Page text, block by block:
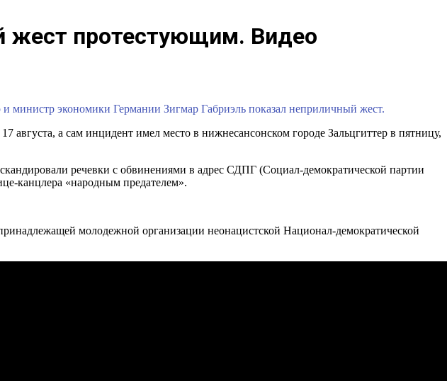
жест протестующим. Видео
экономики Германии Зигмар Габриэль показал неприличный жест.
августа, а сам инцидент имел место в нижнесансонском городе Зальцгиттер в пятницу,
речевки с обвинениями в адрес СДПГ (Социал-демократической партии
канцлера «народным предателем».
молодежной организации неонацистской Национал-демократической